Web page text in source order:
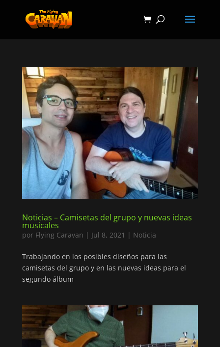
Noticias – Camisetas del grupo y nuevas ideas
musicales
por Flying Caravan | Jul 8, 2021 | Noticia
Trabajando en los posibles diseños para las
camisetas del grupo y en las nuevas ideas para el
segundo álbum